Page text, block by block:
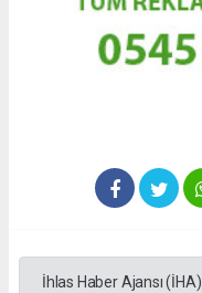
İhlas Haber Ajansı